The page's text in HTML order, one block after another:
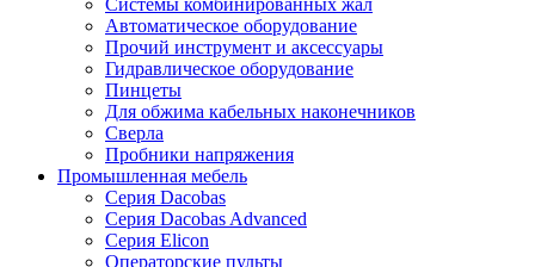
Автоматическое оборудование
Прочий инструмент и аксессуары
Гидравлическое оборудование
Пинцеты
Для обжима кабельных наконечников
Сверла
Пробники напряжения
Промышленная мебель
Серия Dacobas
Серия Dacobas Advanced
Серия Elicon
Операторские пульты